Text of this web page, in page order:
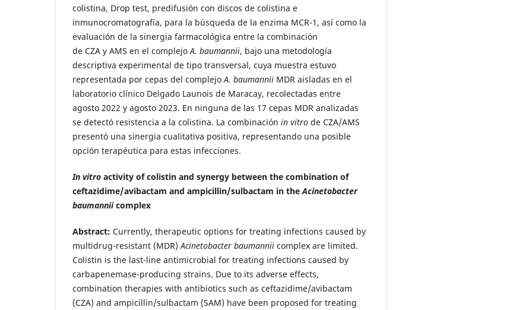
colistina, Drop test, predifusión con discos de colistina e
inmunocromatografía, para la búsqueda de la enzima MCR-1, así como la
evaluación de la sinergia farmacológica entre la combinación
de CZA y AMS en el complejo A. baumannii, bajo una metodología
descriptiva experimental de tipo transversal, cuya muestra estuvo
representada por cepas del complejo A. baumannii MDR aisladas en el
laboratorio clínico Delgado Launois de Maracay, recolectadas entre
agosto 2022 y agosto 2023. En ninguna de las 17 cepas MDR analizadas
se detectó resistencia a la colistina. La combinación in vitro de CZA/AMS
presentó una sinergia cualitativa positiva, representando una posible
opción terapéutica para estas infecciones.
In vitro activity of colistin and synergy between the combination of
ceftazidime/avibactam and ampicillin/sulbactam in the Acinetobacter
baumanniicomplex
Abstract: Currently, therapeutic options for treating infections caused by
multidrug-resistant (MDR) Acinetobacter baumannii complex are limited.
Colistin is the last-line antimicrobial for treating infections caused by
carbapenemase-producing strains. Due to its adverse effects,
combination therapies with antibiotics such as ceftazidime/avibactam
(CZA) and ampicillin/sulbactam (SAM) have been proposed for treating